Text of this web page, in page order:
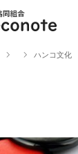
ハンコ文化